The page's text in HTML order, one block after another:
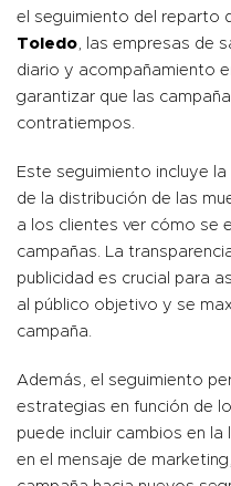
el seguimiento del reparto
Toledo, las empresas de
diario y acompañamiento
garantizar que las
contratiempos.
Este seguimiento incluye
de la distribución de las
a los clientes ver cómo se
campañas. La
publicidad es crucial para
al público objetivo y se
campaña.
Además, el seguimiento
estrategias en función de
puede incluir cambios en
en el mensaje de